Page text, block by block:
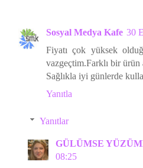
Sosyal Medya Kafe 30
Fiyatı çok yüksek
vazgeçtim.Farklı bir ürün
Sağlıkla iyi günlerde
Yanıtla
Yanıtlar
GÜLÜMSE
08:25